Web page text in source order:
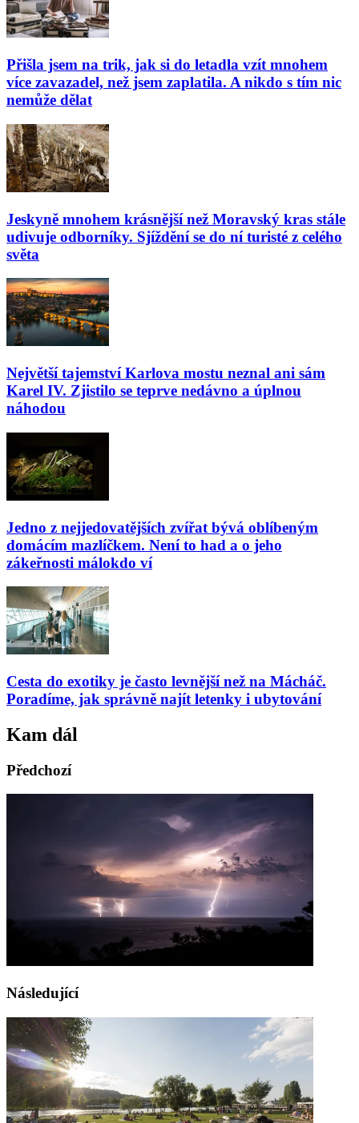
Přišla jsem na trik, jak si do letadla vzít mnohem
více zavazadel, než jsem zaplatila. A nikdo s tím nic
nemůže dělat
Jeskyně mnohem krásnější než Moravský kras stále
udivuje odborníky. Sjíždění se do ní turisté z celého
světa
Největší tajemství Karlova mostu neznal ani sám
Karel IV. Zjistilo se teprve nedávno a úplnou
náhodou
Jedno z nejjedovatějších zvířat bývá oblíbeným
domácím mazlíčkem. Není to had a o jeho
zákeřnosti málokdo ví
Cesta do exotiky je často levnější než na Mácháč.
Poradíme, jak správně najít letenky i ubytování
Kam dál
Předchozí
Následující